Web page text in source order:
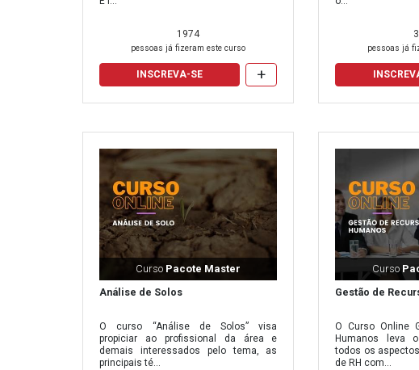
Avaliação e Certificado
Para os cursos que deseja receber o certificado, é necessário
Carga horária para certificados Período mínimo
5 horas 1 dia
10 horas 2
40 horas 5 dias
1974
pessoas já fizeram este curso
INSCREVA-SE +
pessoas já
Curso Pacote Master
Análise de Solos
O curso “Análise de Solos” visa
propiciar ao profissional da área e
demais interessados pelo tema, as
principais té...
Curso
Gestão de
O Curso Online
Humanos leva
todos os
de RH com...